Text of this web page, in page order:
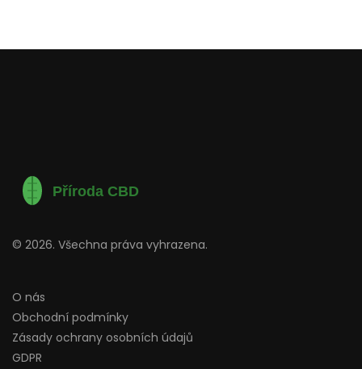
© 2026. Všechna práva vyhrazena.
O nás
Obchodní podmínky
Zásady ochrany osobních údajů
GDPR